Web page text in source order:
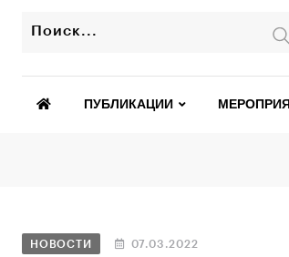
ПУБЛИКАЦИИ
НОВОСТИ 07.03.2022